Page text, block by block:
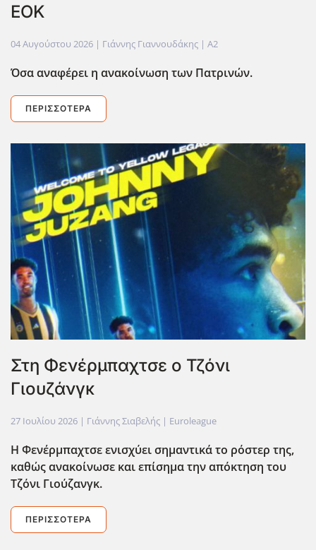
ΕΟΚ
04 Αυγούστου 2026 | Γιάννης Γιαννουδάκης | A2
Όσα αναφέρει η ανακοίνωση των Πατρινών.
ΠΕΡΙΣΣΌΤΕΡΑ
Στη Φενέρμπαχτσε ο Τζόνι
Γιουζάνγκ
27 Ιουλίου 2026 | Γιάννης Σιαβελής | Euroleague
Η Φενέρμπαχτσε ενισχύει σημαντικά το ρόστερ της,
καθώς ανακοίνωσε και επίσημα την απόκτηση του
Τζόνι Γιούζανγκ.
ΠΕΡΙΣΣΌΤΕΡΑ